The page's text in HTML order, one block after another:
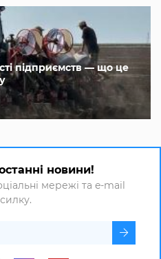
підприємств — що це
новини!
мережі та e-mail